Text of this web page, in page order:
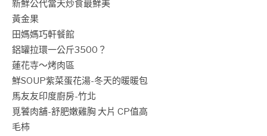
新鮮公代當天炒食最鮮美
黃金果
田媽媽巧軒餐館
鋁罐拉環一公斤3500？
蓮花寺～烤肉區
鮮SOUP紫菜蛋花湯-冬天的暖暖包
馬友友印度廚房-竹北
覓饕肉舖-舒肥嫩雞胸 大片 CP值高
毛柿